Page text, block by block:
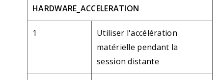
HARDWARE_ACCELERATION
1
Utiliser l'accélération
matérielle pendant la
session distante